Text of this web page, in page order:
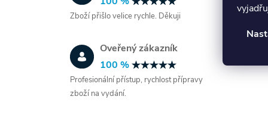
Zboží přišlo velice rychle. Děkuji
Oveřený zákazník
100 %
Profesionální přístup, rychlost přípravy
zboží na vydání.